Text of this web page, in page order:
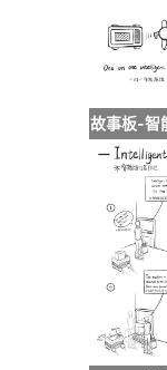
故事板-智